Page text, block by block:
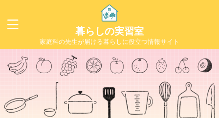
暮らしの実習室
家庭科の先生が届ける暮らしに役立つ情報サイト